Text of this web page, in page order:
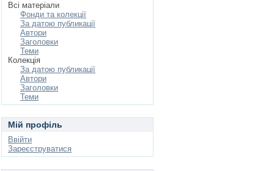
Всі матеріали
Фонди та колекції
За датою публикації
Автори
Заголовки
Теми
Колекція
За датою публикації
Автори
Заголовки
Теми
Мій профіль
Ввійти
Зареєструватися